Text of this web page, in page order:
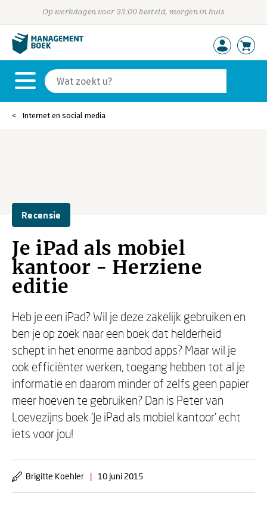
Op werkdagen voor 23:00 besteld, morgen in huis
Internet en social media
Recensie
Je iPad als mobiel
kantoor - Herziene
editie
Heb je een iPad? Wil je deze zakelijk gebruiken en
ben je op zoek naar een boek dat helderheid
schept in het enorme aanbod apps? Maar wil je
ook efficiënter werken, toegang hebben tot al je
informatie en daarom minder of zelfs geen papier
meer hoeven te gebruiken? Dan is Peter van
Loevezijns boek ‘Je iPad als mobiel kantoor’ echt
iets voor jou!
Brigitte Koehler | 10 juni 2015